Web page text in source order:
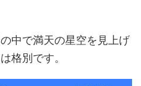
中で満天の星空を見上げ
格別です。